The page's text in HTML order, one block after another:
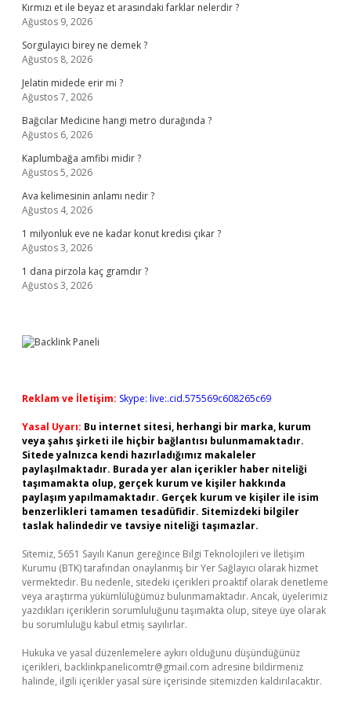
Kırmızı et ile beyaz et arasındaki farklar nelerdir ?
Ağustos 9, 2026
Sorgulayıcı birey ne demek ?
Ağustos 8, 2026
Jelatin midede erir mi ?
Ağustos 7, 2026
Bağcılar Medicine hangi metro durağında ?
Ağustos 6, 2026
Kaplumbağa amfibi midir ?
Ağustos 5, 2026
Ava kelimesinin anlamı nedir ?
Ağustos 4, 2026
1 milyonluk eve ne kadar konut kredisi çıkar ?
Ağustos 3, 2026
1 dana pirzola kaç gramdır ?
Ağustos 3, 2026
Reklam ve İletişim: Skype: live:.cid.575569c608265c69
Yasal Uyarı: Bu internet sitesi, herhangi bir marka, kurum
veya şahıs şirketi ile hiçbir bağlantısı bulunmamaktadır.
Sitede yalnızca kendi hazırladığımız makaleler
paylaşılmaktadır. Burada yer alan içerikler haber niteliği
taşımamakta olup, gerçek kurum ve kişiler hakkında
paylaşım yapılmamaktadır. Gerçek kurum ve kişiler ile isim
benzerlikleri tamamen tesadüfidir. Sitemizdeki bilgiler
taslak halindedir ve tavsiye niteliği taşımazlar.
Sitemiz, 5651 Sayılı Kanun gereğince Bilgi Teknolojileri ve İletişim
Kurumu (BTK) tarafından onaylanmış bir Yer Sağlayıcı olarak hizmet
vermektedir. Bu nedenle, sitedeki içerikleri proaktif olarak denetleme
veya araştırma yükümlülüğümüz bulunmamaktadır. Ancak, üyelerimiz
yazdıkları içeriklerin sorumluluğunu taşımakta olup, siteye üye olarak
bu sorumluluğu kabul etmiş sayılırlar.
Hukuka ve yasal düzenlemelere aykırı olduğunu düşündüğünüz
içerikleri, backlinkpanelicomtr@gmail.com adresine bildirmeniz
halinde, ilgili içerikler yasal süre içerisinde sitemizden kaldırılacaktır.